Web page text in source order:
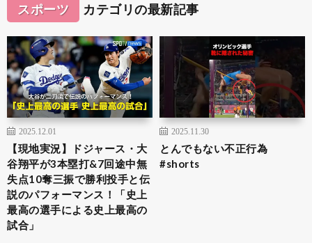
スポーツ カテゴリの最新記事
2025.12.01
【現地実況】ドジャース・大
谷翔平が3本塁打&7回途中無
失点10奪三振で勝利投手と伝
説のパフォーマンス！「史上
最高の選手による史上最高の
試合」
2025.11.30
とんでもない不正行為
#shorts